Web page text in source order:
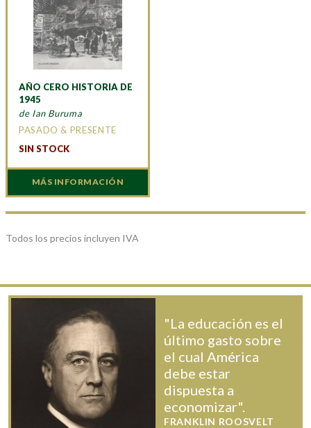
AÑO CERO HISTORIA DE
1945
de Ian Buruma
PASADO & PRESENTE
SIN STOCK
MÁS INFORMACIÓN
Todos los precios incluyen IVA
"La educación es el
último gasto sobre
el cual América
debe estar
dispuesta a
economizar".
FRANKLIN ROOSVELT